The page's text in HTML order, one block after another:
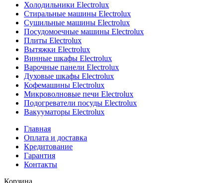
Холодильники Electrolux
Стиральные машины Electrolux
Сушильные машины Electrolux
Посудомоечные машины Electrolux
Плиты Electrolux
Вытяжки Electrolux
Винные шкафы Electrolux
Варочные панели Electrolux
Духовые шкафы Electrolux
Кофемашины Electrolux
Микроволновые печи Electrolux
Подогреватели посуды Electrolux
Вакууматоры Electrolux
Главная
Оплата и доставка
Кредитование
Гарантия
Контакты